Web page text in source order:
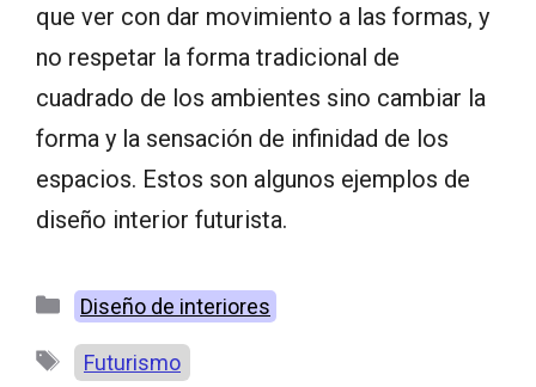
que ver con dar movimiento a las formas, y
no respetar la forma tradicional de
cuadrado de los ambientes sino cambiar la
forma y la sensación de infinidad de los
espacios. Estos son algunos ejemplos de
diseño interior futurista.
Categorías
Diseño de interiores
Etiquetas
Futurismo